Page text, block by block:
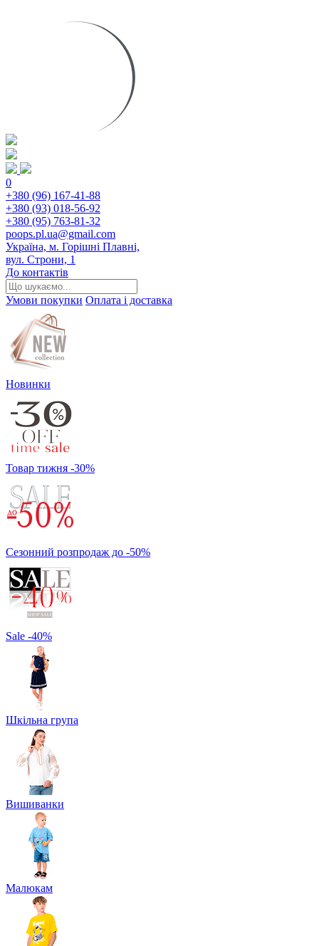
0
+380 (96) 167-41-88
+380 (93) 018-56-92
+380 (95) 763-81-32
poops.pl.ua@gmail.com
Україна, м. Горішні Плавні,
вул. Строни, 1
До контактів
Умови покупки Оплата і доставка
Новинки
Товар тижня -30%
Сезонний розпродаж до -50%
Sale -40%
Шкільна група
Вишиванки
Малюкам